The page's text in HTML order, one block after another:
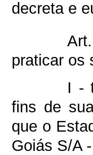
decreta e
praticar os
I -
fins de
que o
Goiás S/A